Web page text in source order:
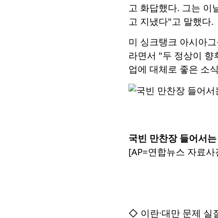
고 화답했다. 그는 이
고 지냈다"고 말했다.
미 싱크탱크 아시아
라면서 "두 정상이 향
업에 대체로 좋은 소
국빈 만찬장 들어서
[AP=연합뉴스 자료
◇ 이란·대만 문제 실